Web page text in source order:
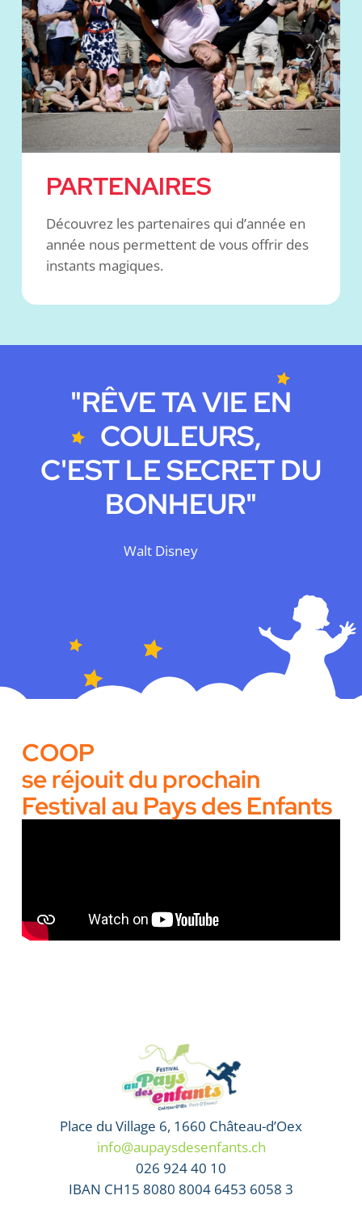
PARTENAIRES
Découvrez les partenaires qui d’année en
année nous permettent de vous offrir des
instants magiques.
"RÊVE TA VIE EN
COULEURS,
C'EST LE SECRET DU
BONHEUR"
Walt Disney
COOP
se réjouit du prochain
Festival au Pays des Enfants
Place du Village 6, 1660 Château-d’Oex
info@aupaysdesenfants.ch
026 924 40 10
IBAN CH15 8080 8004 6453 6058 3